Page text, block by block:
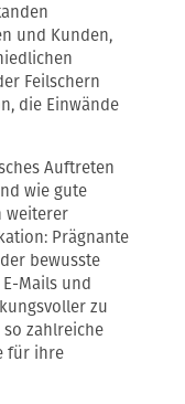
und Kunden,
Feilschern
die Einwände
Auftreten
wie gute
weiterer
Prägnante
bewusste
Mails und
zu
zahlreiche
für ihre